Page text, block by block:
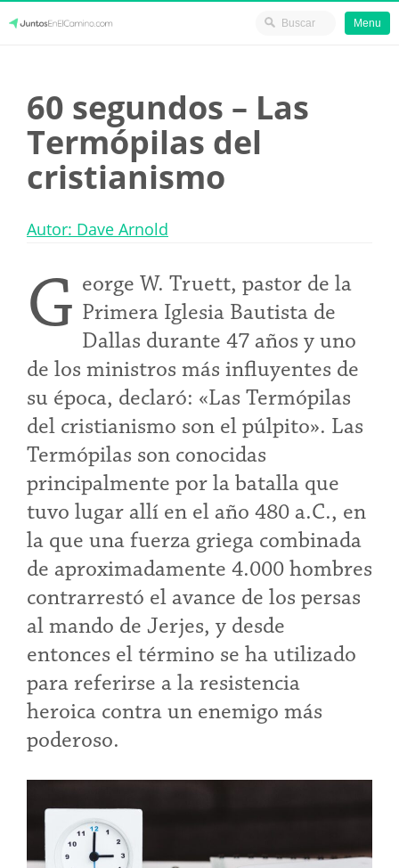
content
Menu
60 segundos – Las
Termópilas del
cristianismo
Autor: Dave Arnold
G eorge W. Truett, pastor de la
Primera Iglesia Bautista de
Dallas durante 47 años y uno
de los ministros más influyentes de
su época, declaró: «Las Termópilas
del cristianismo son el púlpito». Las
Termópilas son conocidas
principalmente por la batalla que
tuvo lugar allí en el año 480 a.C., en
la que una fuerza griega combinada
de aproximadamente 4.000 hombres
contrarrestó el avance de los persas
al mando de Jerjes, y desde
entonces el término se ha utilizado
para referirse a la resistencia
heroica contra un enemigo más
poderoso.